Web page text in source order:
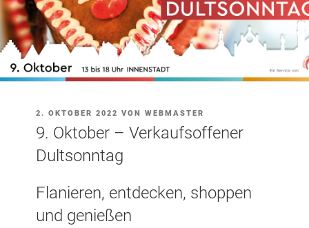
VERÖFFENTLICHT
AM
2. OKTOBER 2022 VONWEBMASTER
9. Oktober – Verkaufsoffener
Dultsonntag
Flanieren, entdecken, shoppen
und genießen